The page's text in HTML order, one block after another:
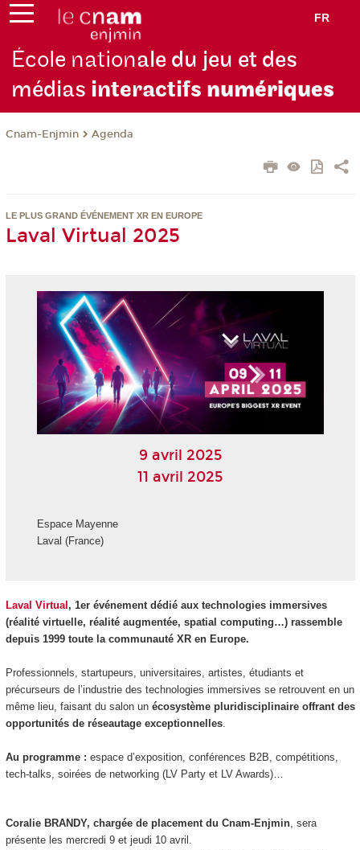
FR
École nationale du jeu et des
médias interactifs numériques
Cnam-Enjmin Agenda
LE PLUS GRAND ÉVÉNEMENT XR EN EUROPE
Laval Virtual 2025
9 avril 2025
11 avril 2025
Espace Mayenne
Laval (France)
Laval Virtual , 1er événement dédié aux technologies immersives
(réalité virtuelle, réalité augmentée, spatial computing…) rassemble
depuis 1999 toute la communauté XR en Europe.
Professionnels, startupeurs, universitaires, artistes, étudiants et
précurseurs de l’industrie des technologies immersives se retrouvent en un
même lieu, faisant du salon un écosystème pluridisciplinaire offrant des
opportunités de réseautage exceptionnelles.
Au programme : espace d’exposition, conférences B2B, compétitions,
tech-talks, soirées de networking (LV Party et LV Awards)…
Coralie BRANDY, chargée de placement du Cnam-Enjmin, sera
présente les mercredi 9 et jeudi 10 avril.